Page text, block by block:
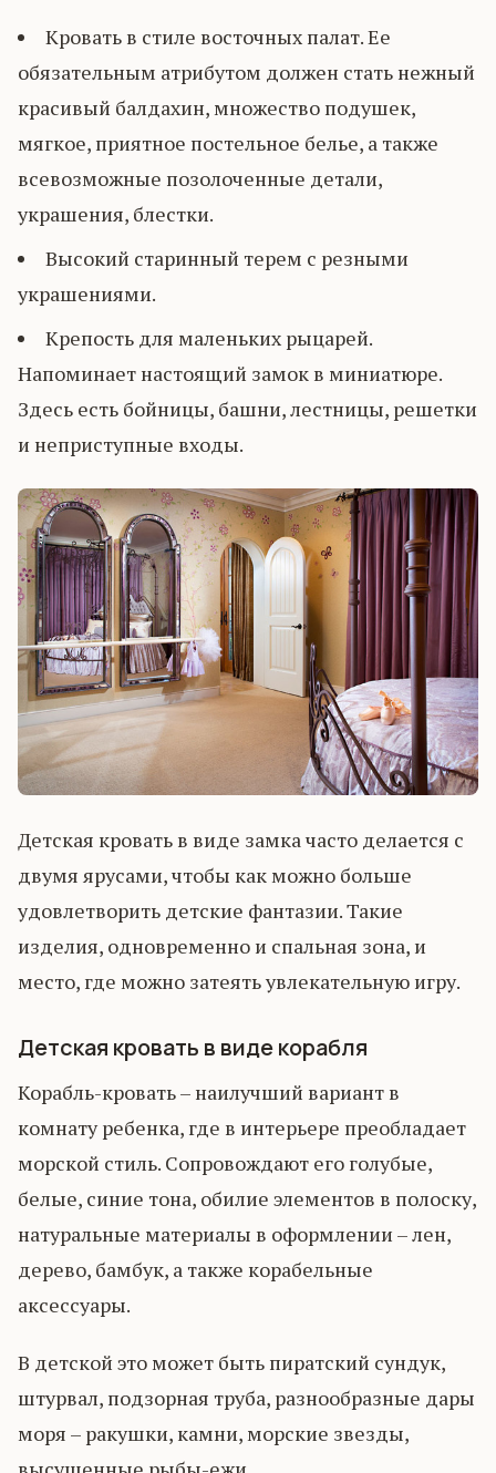
Кровать в стиле восточных палат. Ее
обязательным атрибутом должен стать нежный
красивый балдахин, множество подушек,
мягкое, приятное постельное белье, а также
всевозможные позолоченные детали,
украшения, блестки.
Высокий старинный терем с резными
украшениями.
Крепость для маленьких рыцарей.
Напоминает настоящий замок в миниатюре.
Здесь есть бойницы, башни, лестницы, решетки
и неприступные входы.
Детская кровать в виде замка часто делается с
двумя ярусами, чтобы как можно больше
удовлетворить детские фантазии. Такие
изделия, одновременно и спальная зона, и
место, где можно затеять увлекательную игру.
Детская кровать в виде корабля
Корабль-кровать – наилучший вариант в
комнату ребенка, где в интерьере преобладает
морской стиль. Сопровождают его голубые,
белые, синие тона, обилие элементов в полоску,
натуральные материалы в оформлении – лен,
дерево, бамбук, а также корабельные
аксессуары.
В детской это может быть пиратский сундук,
штурвал, подзорная труба, разнообразные дары
моря – ракушки, камни, морские звезды,